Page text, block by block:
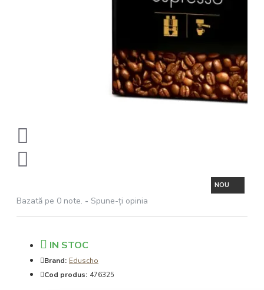
NOU
Bazată pe 0 note. - Spune-ţi opinia
IN STOC
Brand: Eduscho
Cod produs: 476325